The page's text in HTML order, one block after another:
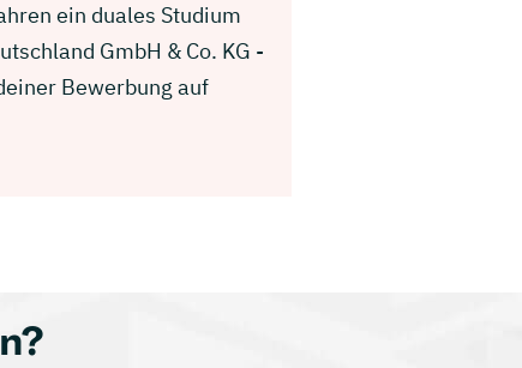
ein duales Studium
GmbH & Co. KG -
Bewerbung auf